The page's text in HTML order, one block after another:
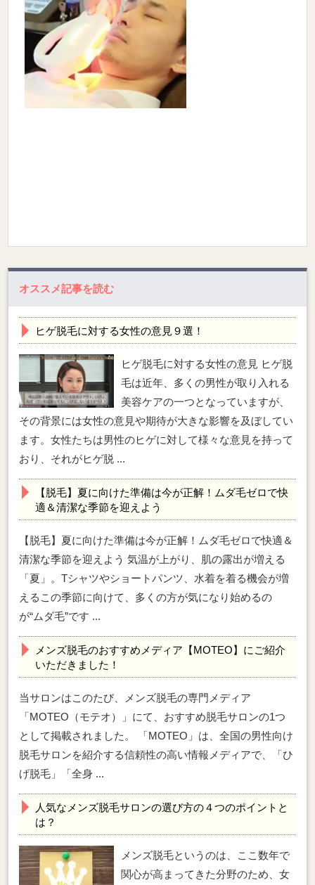
オススメ記事を読む
ヒゲ脱毛に対する女性の意見９選！
ヒゲ脱毛に対する女性の意見 ヒゲ脱
毛は近年、多くの男性が取り入れる
美容ケアの一つとなっていますが、
その背景には女性の意見や期待が大きな影響を及ぼしてい
ます。女性たちは男性のヒゲに対して様々な意見を持って
おり、それがヒゲ脱 ...
【脱毛】夏に向けた準備は今が正解！ムダ毛ゼロで快
適＆清潔な季節を迎えよう
【脱毛】夏に向けた準備は今が正解！ムダ毛ゼロで快適＆
清潔な季節を迎えよう 気温が上がり、肌の露出が増える
「夏」。Tシャツやショートパンツ、水着を着る機会が増
えるこの季節に向けて、多くの方が気になり始めるの
が“ムダ毛”です ...
メンズ脱毛のおすすめメディア【MOTEO】にご紹介
いただきました！
当サロンはこのたび、メンズ脱毛の専門メディア
「MOTEO（モテオ）」にて、おすすめ脱毛サロンの1つ
として掲載されました。 「MOTEO」は、全国の男性向け
脱毛サロンを紹介する信頼性の高い情報メディアで、「ひ
げ脱毛」「全身 ...
人気なメンズ脱毛サロンの選び方の４つのポイントと
は？
メンズ脱毛というのは、ここ数年で
関心が高まってきた分野のため、女